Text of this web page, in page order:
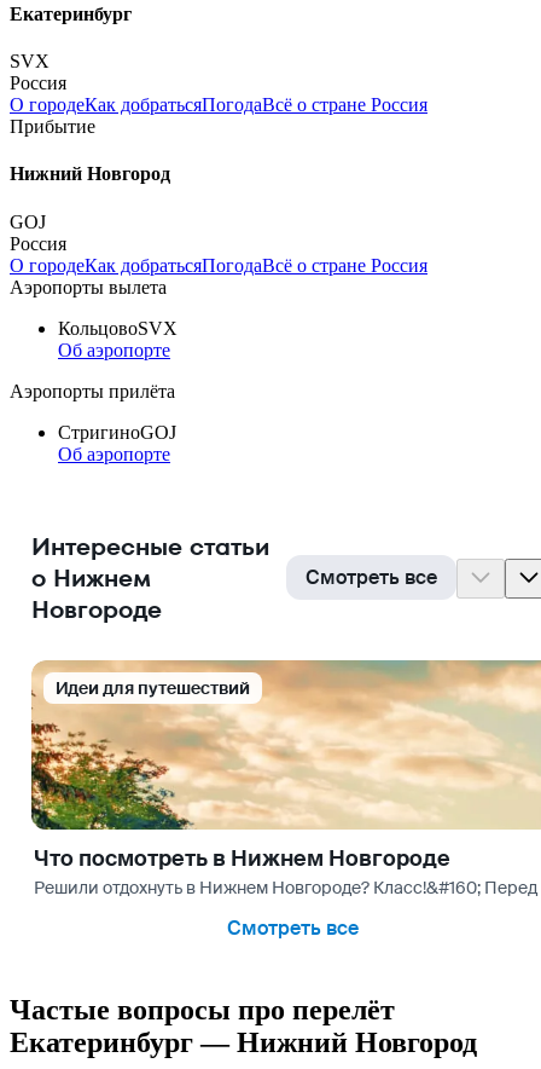
Екатеринбург
SVX
Россия
О городеКак добратьсяПогодаВсё о стране Россия
Прибытие
Нижний Новгород
GOJ
Россия
О городеКак добратьсяПогодаВсё о стране Россия
Аэропорты вылета
КольцовоSVX
Об аэропорте
Аэропорты прилёта
СтригиноGOJ
Об аэропорте
Интересные статьи
о Нижнем
Новгороде
Смотреть все
Идеи для путешествий
Что посмотреть в Нижнем Новгороде
Решили отдохнуть в Нижнем Новгороде? Класс!&#160;
Смотреть все
Частые вопросы про перелёт
Екатеринбург — Нижний Новгород